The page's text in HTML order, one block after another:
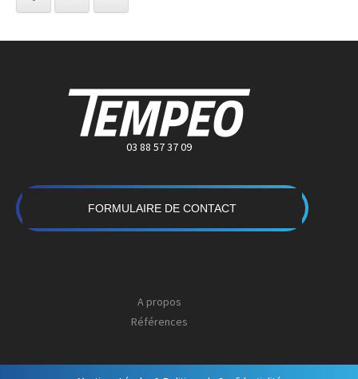
03 88 57 37 09
FORMULAIRE DE CONTACT
A propos
Références